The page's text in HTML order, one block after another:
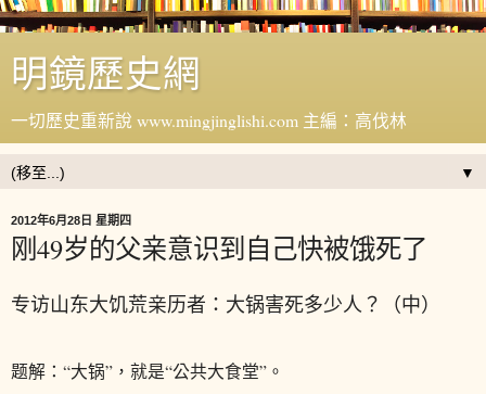
明鏡歷史網
一切歷史重新說 www.mingjinglishi.com 主編：高伐林
▼
2012年6月28日 星期四
刚49岁的父亲意识到自己快被饿死了
专访山东大饥荒亲历者：大锅害死多少人？（中）
题解：“大锅”，就是“公共大食堂”。